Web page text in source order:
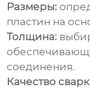
Размеры:
пластин на
Толщина:
соединения.
Качество